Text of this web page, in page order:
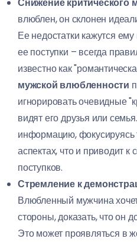
влюблен, он склонен
Ее недостатки кажутся
ее поступки – всегда
известно как
мужской влюбленности
игнорировать очевидные
видят его друзья или
информацию, фокусируясь
аспектах, что и приводит
поступков.
Стремление к
Влюбленный мужчина
стороны, доказать, что он
Это может проявляться в